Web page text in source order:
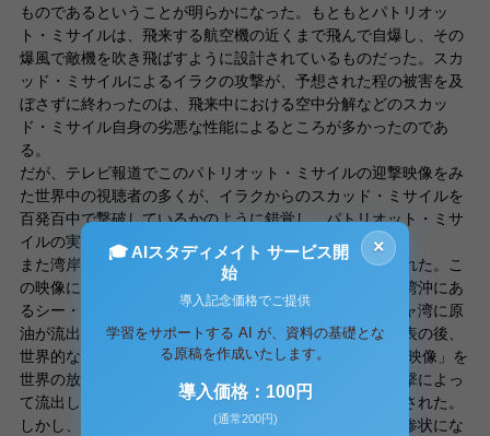
ものであるということが明らかになった。もともとパトリオッ
ト・ミサイルは、飛来する航空機の近くまで飛んで自爆し、その
爆風で敵機を吹き飛ばすように設計されているものだった。スカ
ッド・ミサイルによるイラクの攻撃が、予想された程の被害を及
ぼさずに終わったのは、飛来中における空中分解などのスカッ
ド・ミサイル自身の劣悪な性能によるところが多かったのであ
る。
だが、テレビ報道でこのパトリオット・ミサイルの迎撃映像をみ
た世界中の視聴者の多くが、イラクからのスカッド・ミサイルを
百発百中で撃破しているかのように錯覚し、パトリオット・ミサ
イルの実力であると信じ込んでしまったのである。
また湾岸戦争中には「油まみれの水鳥の映像」が放送された。こ
の映像についてアメリカ国防総省は、イラクがペルシャ湾沖にあ
るシー・アイランドを爆破したために、そこからペルシャ湾に原
油が流出したものであると記者会見で発表した。この発表の後、
世界的な映像配信会社であるWTNが「油まみれの水鳥の映像」を
世界の放送局に配信した。この時点では、「イラクの攻撃によっ
て流出した原油のため、水鳥の被害がでた」とリポートされた。
しかし、本当にイラクの攻撃によって、あの様な水鳥の惨状にな
×
🎓 AIスタディメイト サービス開
始
導入記念価格でご提供
学習をサポートする AI が、資料の基礎とな
る原稿を作成いたします。
導入価格：100円
(通常200円)